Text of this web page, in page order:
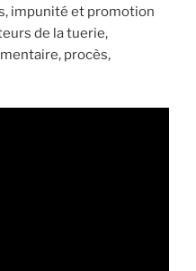
impunité et promotion
de la tuerie,
procès,